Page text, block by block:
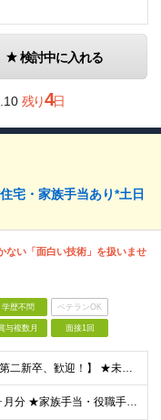
検討中に入れる
残り4日
宅・家族手当あり*土日
ない「面白い技術」を扱いませ
学歴不問 ベテランOK
与複数月 面接1回
【職種・業界未経験、第二新卒、歓迎！】 ★未経験者が多数活躍中！ ★「人の役に立ちたい」「技術を磨きたい」という意欲を最重視します。 ●普通自動車免許（AT限定可）をお持ちの方 ●学歴・経験不問
★昨年度賞与実績6.5ヶ月分 ★家族手当・役職手当・資格取得祝い金・食事補助など手厚い待遇 ＼2年目で年収560万円の実例も！／ ■月給23万円〜30万円＋賞与年3回＋各種手当 ※経験・スキルを考